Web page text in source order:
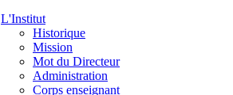
L'Institut
Historique
Mission
Mot du Directeur
Administration
Corps enseignant